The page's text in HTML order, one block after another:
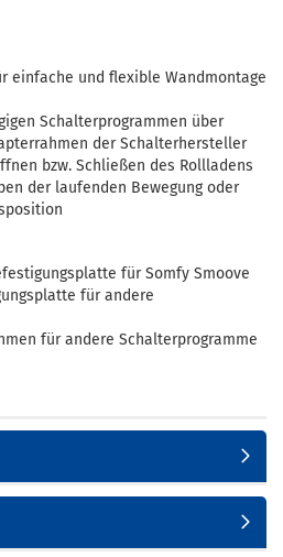
einfache und flexible Wandmontage
Schalterprogrammen über
der Schalterhersteller
bzw. Schließen des Rollladens
der laufenden Bewegung oder
für Somfy Smoove
für andere
für andere Schalterprogramme